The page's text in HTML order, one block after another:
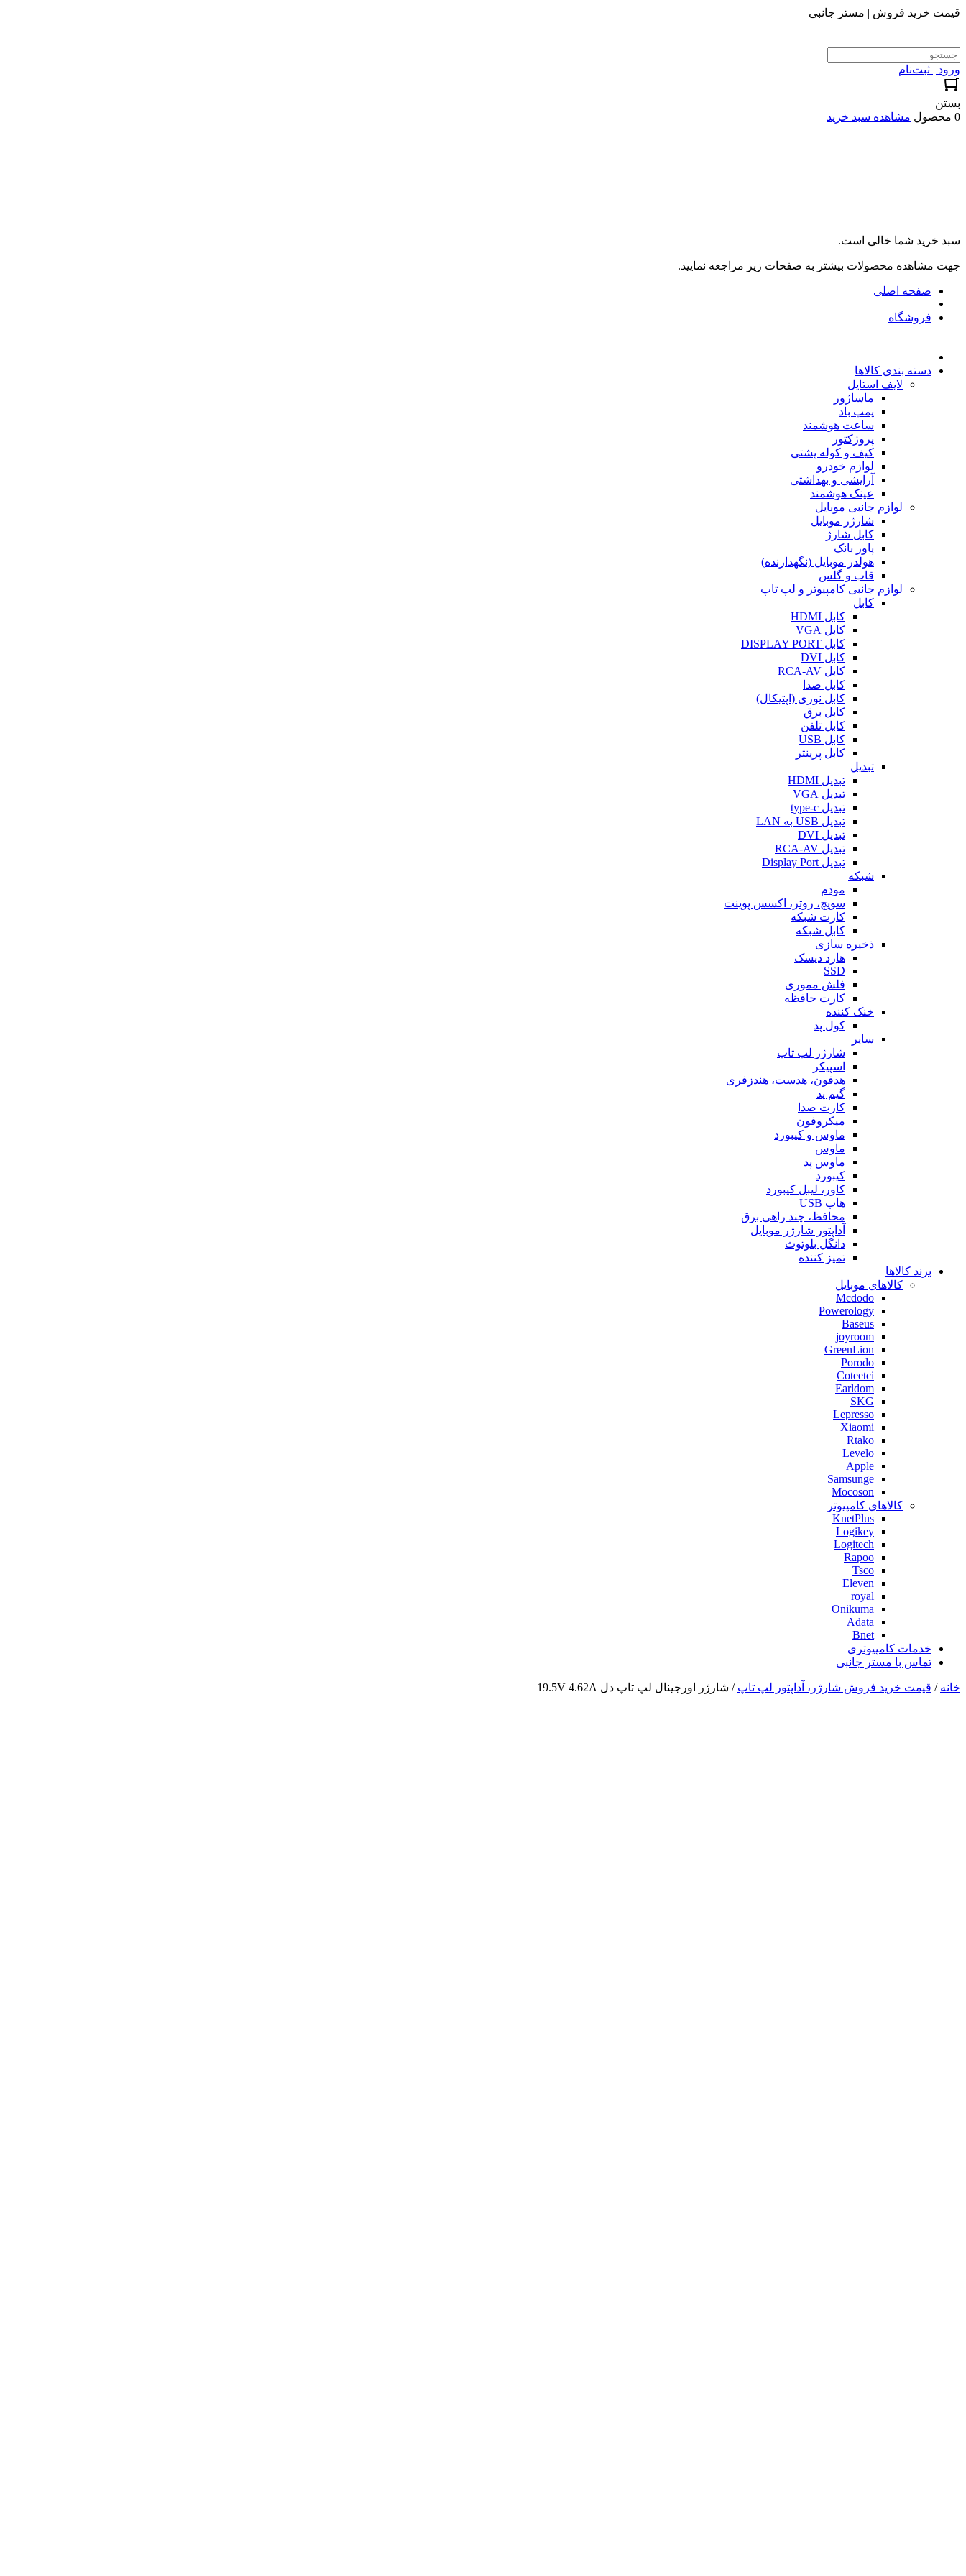
قیمت خرید فروش | مستر جانبی
ورود | ثبت‌نام
بستن
0 محصول
مشاهده سبد خرید
سبد خرید شما خالی است.
جهت مشاهده محصولات بیشتر به صفحات زیر مراجعه نمایید.
صفحه اصلی
فروشگاه
دسته بندی کالاها
لایف استایل
ماساژور
پمپ باد
ساعت هوشمند
پروژکتور
کیف و کوله پشتی
لوازم خودرو
آرایشی و بهداشتی
عینک هوشمند
لوازم جانبی موبایل
شارژر موبایل
کابل شارژ
پاور بانک
هولدر موبایل (نگهدارنده)
قاب و گلس
لوازم جانبی کامپیوتر و لپ تاپ
کابل
کابل HDMI
کابل VGA
کابل DISPLAY PORT
کابل DVI
کابل RCA-AV
کابل صدا
کابل نوری (اپتیکال)
کابل برق
کابل تلفن
کابل USB
کابل پرینتر
تبدیل
تبدیل HDMI
تبدیل VGA
تبدیل type-c
تبدیل USB به LAN
تبدیل DVI
تبدیل RCA-AV
تبدیل Display Port
شبکه
مودم
سویچ، روتر، اکسس پوینت
کارت شبکه
کابل شبکه
ذخیره سازی
هارد دیسک
SSD
فلش مموری
کارت حافظه
خنک کننده
کول پد
سایر
شارژر لپ تاپ
اسپیکر
هدفون، هدست، هندزفری
گیم پد
کارت صدا
میکروفون
ماوس و کیبورد
ماوس
ماوس پد
کیبورد
کاور، لیبل کیبورد
هاب USB
محافظ، چند راهی برق
آداپتور شارژر موبایل
دانگل بلوتوث
تمیز کننده
برند کالاها
کالاهای موبایل
Mcdodo
Powerology
Baseus
joyroom
GreenLion
Porodo
Coteetci
Earldom
SKG
Lepresso
Xiaomi
Rtako
Levelo
Apple
Samsunge
Mocoson
کالاهای کامپیوتر
KnetPlus
Logikey
Logitech
Rapoo
Tsco
Eleven
royal
Onikuma
Adata
Bnet
خدمات کامپیوتری
تماس با مستر جانبی
خانه / قیمت خرید فروش شارژر، آداپتور لپ تاپ / شارژر اورجینال لپ تاپ دل 19.5V 4.62A